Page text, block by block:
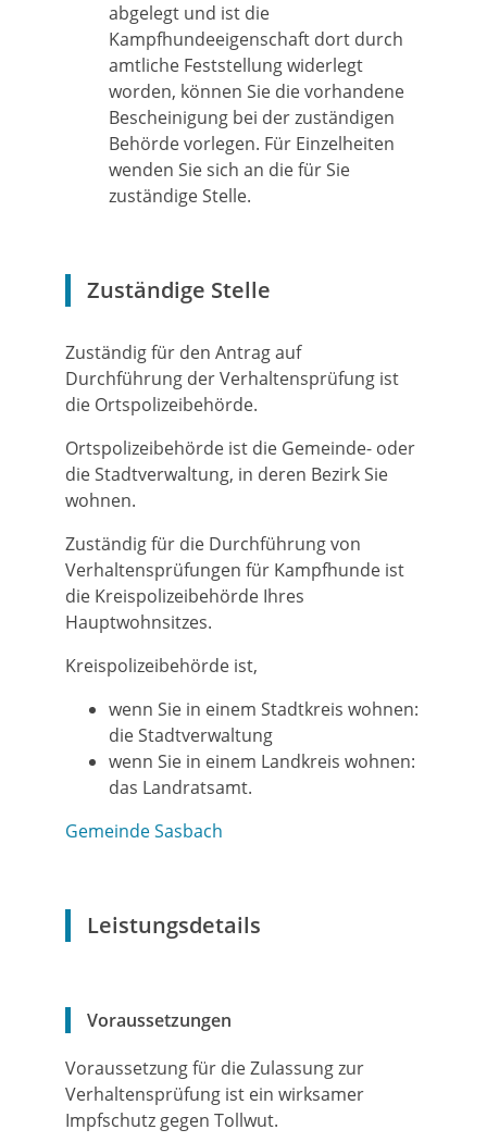
abgelegt und ist die
Kampfhundeeigenschaft dort durch
amtliche Feststellung widerlegt
worden, können Sie die vorhandene
Bescheinigung bei der zuständigen
Behörde vorlegen. Für Einzelheiten
wenden Sie sich an die für Sie
zuständige Stelle.
Zuständige Stelle
Zuständig für den Antrag auf
Durchführung der Verhaltensprüfung ist
die Ortspolizeibehörde.
Ortspolizeibehörde ist die Gemeinde- oder
die Stadtverwaltung, in deren Bezirk Sie
wohnen.
Zuständig für die Durchführung von
Verhaltensprüfungen für Kampfhunde ist
die Kreispolizeibehörde Ihres
Hauptwohnsitzes.
Kreispolizeibehörde ist,
wenn Sie in einem Stadtkreis wohnen:
die Stadtverwaltung
wenn Sie in einem Landkreis wohnen:
das Landratsamt.
Gemeinde Sasbach
Leistungsdetails
Voraussetzungen
Voraussetzung für die Zulassung zur
Verhaltensprüfung ist ein wirksamer
Impfschutz gegen Tollwut.